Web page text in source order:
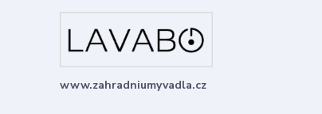
www.zahradniumyvadla.cz